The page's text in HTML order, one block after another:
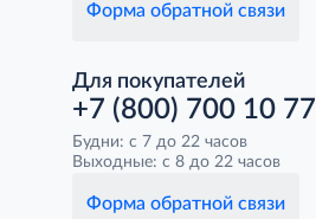
Форма обратной связи
Для покупателей
+7 (800) 700 10 77
Будни: с 7 до 22 часов
Выходные: с 8 до 22 часов
Форма обратной связи